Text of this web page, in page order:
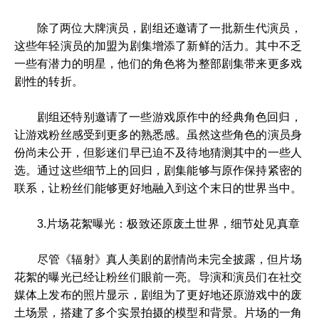
除了两位大牌演员，剧组还邀请了一批新生代演员，
这些年轻演员的加盟为剧集增添了新鲜的活力。其中不乏
一些有潜力的明星，他们的角色将为整部剧集带来更多戏
剧性的转折。
剧组还特别邀请了一些游戏原作中的经典角色回归，
让游戏粉丝感受到更多的熟悉感。虽然这些角色的演员身
份尚未公开，但影迷们早已迫不及待地猜测其中的一些人
选。通过这些细节上的回归，剧集能够与原作保持紧密的
联系，让粉丝们能够更好地融入到这个末日的世界当中。
3.片场花絮曝光：极致还原废土世界，细节处见真章
尽管《辐射》真人美剧的剧情尚未完全披露，但片场
花絮的曝光已经让粉丝们眼前一亮。导演和演员们在社交
媒体上发布的照片显示，剧组为了更好地还原游戏中的废
土场景，搭建了多个实景拍摄的模型和背景。片场的一角